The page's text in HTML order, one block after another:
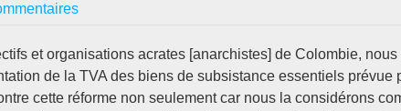
et organisations acrates [anarchistes] de Colombie, nous
de la TVA des biens de subsistance essentiels prévue
cette réforme non seulement car nous la considérons